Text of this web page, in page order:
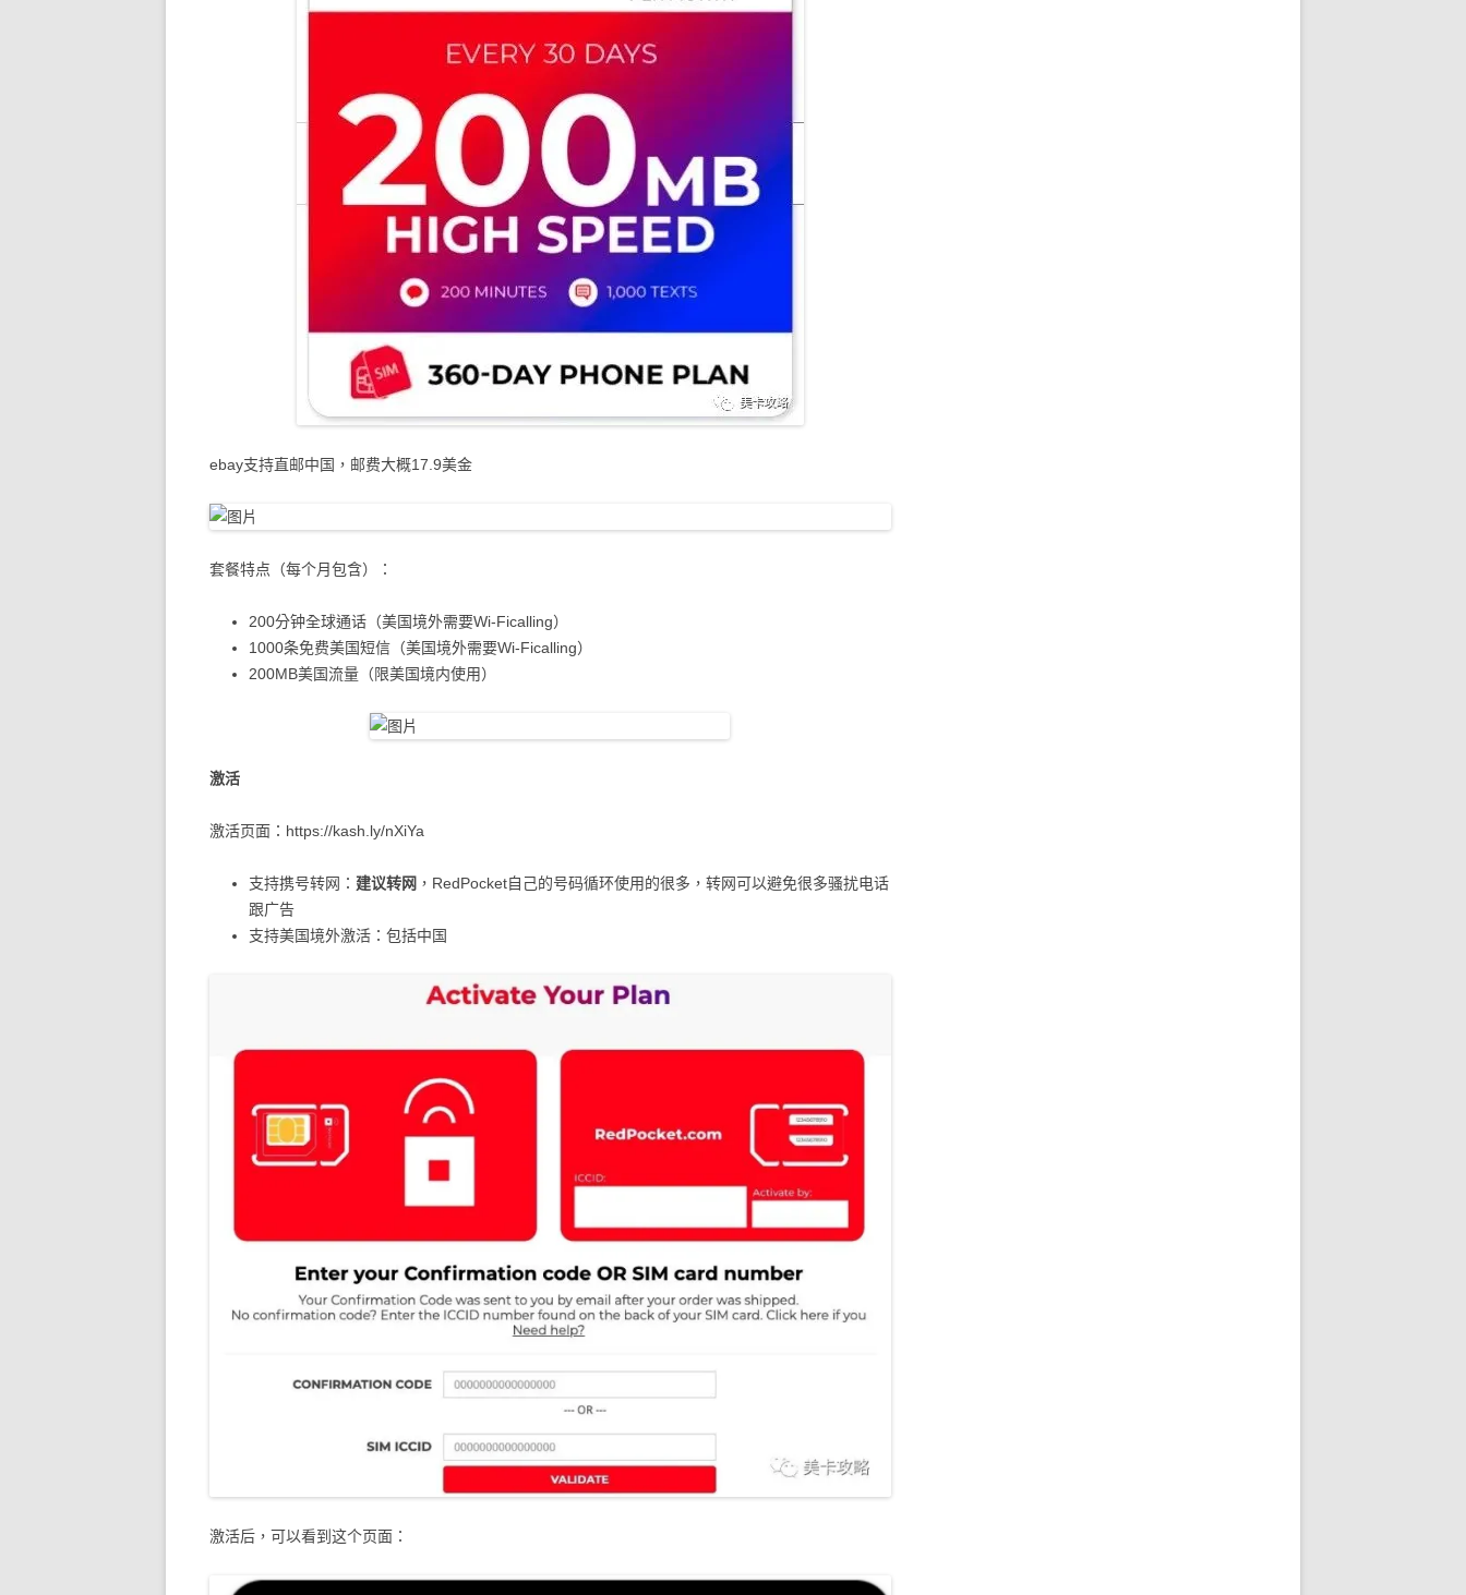
ebay支持直邮中国，邮费大概17.9美金
套餐特点（每个月包含）：
200分钟全球通话（美国境外需要Wi-Ficalling）
1000条免费美国短信（美国境外需要Wi-Ficalling）
200MB美国流量（限美国境内使用）
激活
激活页面：https://kash.ly/nXiYa
支持携号转网： 建议转网 ，RedPocket自己的号码循环使用的很多，转网可以避免很多骚扰电话
跟广告
支持美国境外激活：包括中国
激活后，可以看到这个页面：